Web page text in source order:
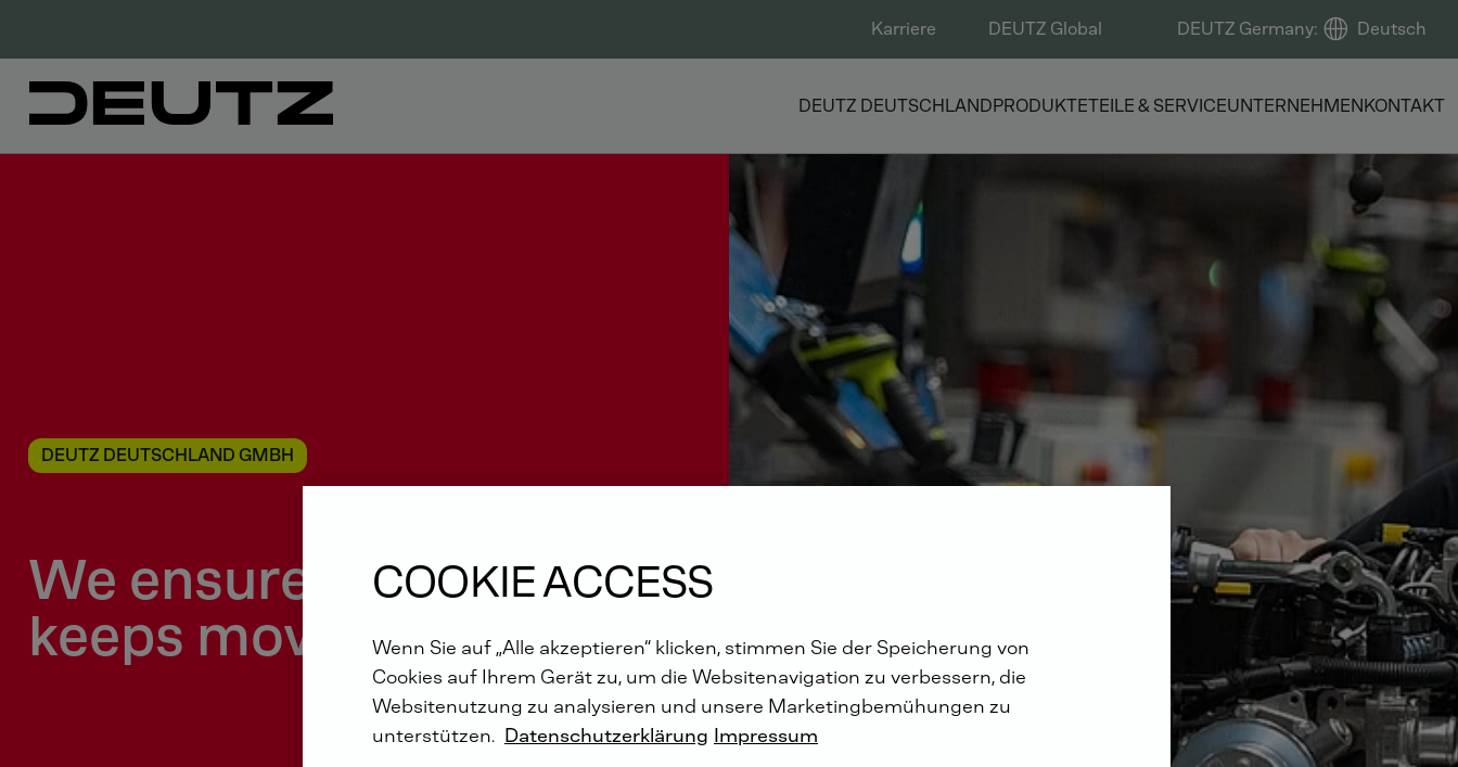
Karriere DEUTZ Global DEUTZ Germany: Deutsch
DEUTZ DEUTSCHLANDPRODUKTETEILE & SERVICEUNTERNEHMENKONTAKT
DEUTZ DEUTSCHLAND GMBH
We ensure the world
keeps moving
COOKIE ACCESS
Wenn Sie auf „Alle akzeptieren“ klicken, stimmen Sie der Speicherung von
Cookies auf Ihrem Gerät zu, um die Websitenavigation zu verbessern, die
Websitenutzung zu analysieren und unsere Marketingbemühungen zu
unterstützen. Datenschutzerklärung Impressum